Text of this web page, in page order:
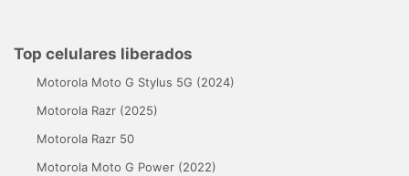
Top celulares liberados
Motorola Moto G Stylus 5G (2024)
Motorola Razr (2025)
Motorola Razr 50
Motorola Moto G Power (2022)